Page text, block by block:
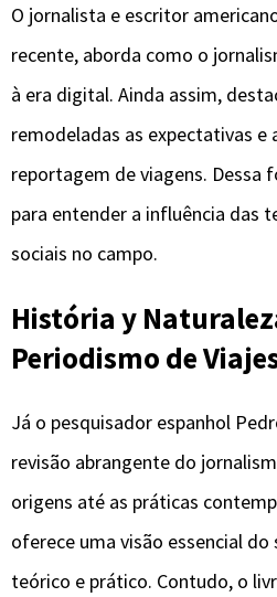
O jornalista e escritor
recente, aborda como o
à era digital. Ainda assim,
remodeladas as expectativas e
reportagem de viagens. Dessa
para entender a influência das
sociais no campo.
História y
Periodismo de
Já o pesquisador espanhol
revisão abrangente do
origens até as práticas
oferece uma visão essencial
teórico e prático. Contudo, o